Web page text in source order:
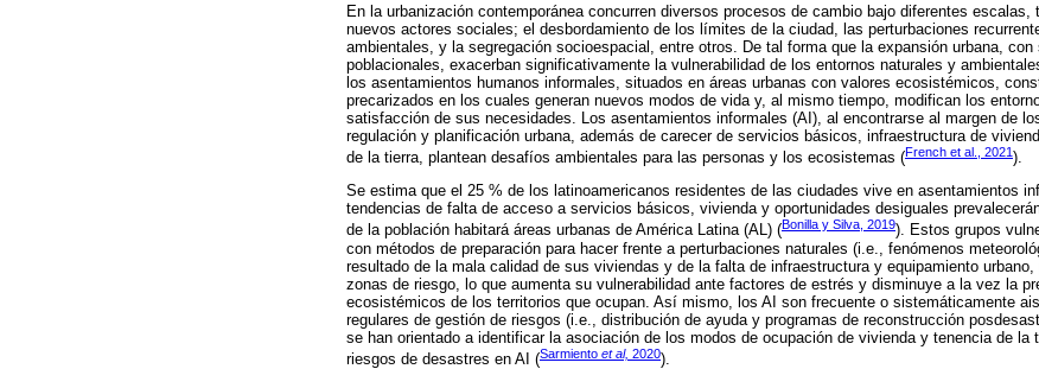
En la urbanización contemporánea concurren diversos procesos de cambio bajo diferentes
nuevos actores sociales; el desbordamiento de los límites de la ciudad, las perturbaciones
ambientales, y la segregación socioespacial, entre otros. De tal forma que la expansión urbana,
poblacionales, exacerban significativamente la vulnerabilidad de los entornos naturales y
los asentamientos humanos informales, situados en áreas urbanas con valores ecosistémicos,
precarizados en los cuales generan nuevos modos de vida y, al mismo tiempo, modifican los
satisfacción de sus necesidades. Los asentamientos informales (AI), al encontrarse al margen de
regulación y planificación urbana, además de carecer de servicios básicos, infraestructura de
de la tierra, plantean desafíos ambientales para las personas y los ecosistemas (French et al., 2021).
Se estima que el 25 % de los latinoamericanos residentes de las ciudades vive en asentamientos
tendencias de falta de acceso a servicios básicos, vivienda y oportunidades desiguales
de la población habitará áreas urbanas de América Latina (AL) (Bonilla y Silva, 2019). Estos grupos
con métodos de preparación para hacer frente a perturbaciones naturales (i.e., fenómenos
resultado de la mala calidad de sus viviendas y de la falta de infraestructura y equipamiento
zonas de riesgo, lo que aumenta su vulnerabilidad ante factores de estrés y disminuye a la vez la
ecosistémicos de los territorios que ocupan. Así mismo, los AI son frecuente o sistemáticamente
regulares de gestión de riesgos (i.e., distribución de ayuda y programas de reconstrucción
se han orientado a identificar la asociación de los modos de ocupación de vivienda y tenencia de la
riesgos de desastres en AI (Sarmiento et al, 2020).